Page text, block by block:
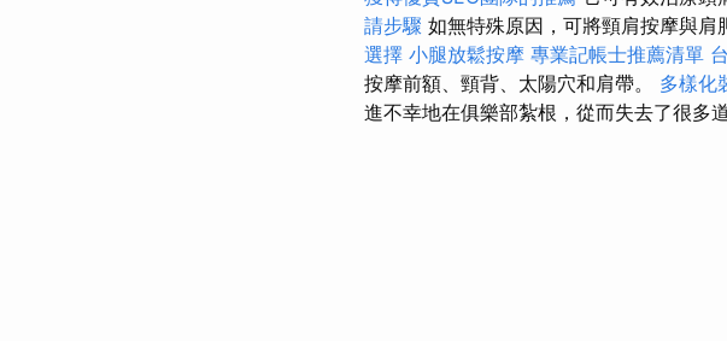
請步驟 如無特殊原因，可將頸肩按摩與肩
選擇 小腿放鬆按摩 專業記帳士推薦清單
按摩前額、頸背、太陽穴和肩帶。 多樣化
進不幸地在俱樂部紮根，從而失去了很多道